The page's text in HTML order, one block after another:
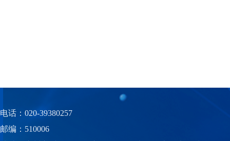
电话：020-39380257
邮编：510006